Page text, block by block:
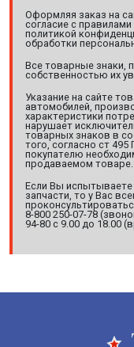
Оформляя заказ на
согласие с
политикой
обработки
Все товарные знаки,
собственностью их
Указание на сайте
автомобилей,
характеристики
нарушает
товарных знаков в
того, согласно ст
покупателю
продаваемом товаре.
Если Вы испытываете
запчасти, то у Вас
8-800 250-07-78
94-80 с 9.00 до 18.00